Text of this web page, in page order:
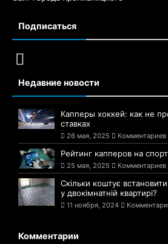
Подписаться
Недавние новости
Капперы хоккей: как не
ставках
26 мая, 2025 Комментариев
Рейтинг капперов на
25 мая, 2025 Комментариев
Скільки коштує
у двокімнатній квартирі?
11 ноября, 2024
Комментарии